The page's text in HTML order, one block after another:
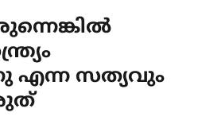
എന്ന സത്യവും